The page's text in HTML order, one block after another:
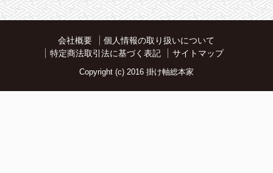
会社概要
個人情報の取り扱いについて
特定商法取引法に基づく表記
サイトマップ
Copyright (c) 2016 掛け軸総本家